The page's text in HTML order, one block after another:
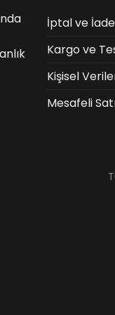
İptal ve
Kargo ve
Kişisel
Mesafeli